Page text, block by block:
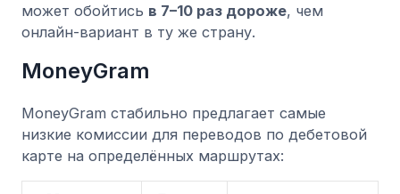
может обойтись в 7–10 раз дороже, чем
онлайн-вариант в ту же страну.
MoneyGram
MoneyGram стабильно предлагает самые
низкие комиссии для переводов по дебетовой
карте на определённых маршрутах: